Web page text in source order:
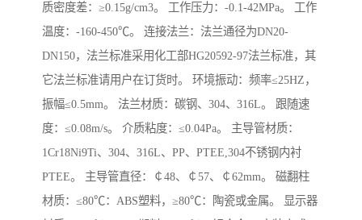
质密度差：≥0.15g/cm3。 工作压力：-0.1-42MPa。 工作
温度：-160-450℃。 连接法兰：法兰通径为DN20-
DN150，法兰标准采用化工部HG20592-97法兰标准，其
它法兰标准请用户在订货时。 环境振动：频率≤25HZ，
振幅≤0.5mm。 法兰材质：碳钢、304、316L。 跟随速
度：≤0.08m/s。 介质粘度：≤0.04Pa。 主导管材质：
1Cr18Ni9Ti、304、316L、PP、PTEE,304不锈钢内衬
PTEE。 主导管直径：￠48、￠57、￠62mm。 磁翻柱
材质：≤80℃：ABS塑料，≥80℃：陶瓷或金属。 显示器